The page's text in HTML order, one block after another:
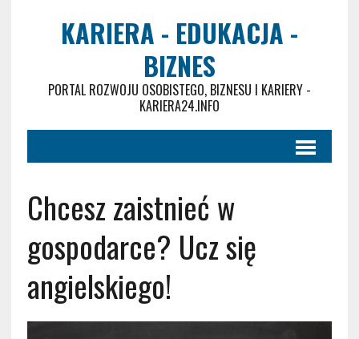
KARIERA - EDUKACJA -
BIZNES
PORTAL ROZWOJU OSOBISTEGO, BIZNESU I KARIERY -
KARIERA24.INFO
Chcesz zaistnieć w
gospodarce? Ucz się
angielskiego!